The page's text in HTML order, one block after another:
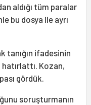
aldığı tüm paralar
bu dosya ile ayrı
tanığın ifadesinin
Kozan,
gördük.
soruşturmanın